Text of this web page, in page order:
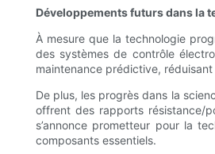
Développements futurs dans la
À mesure que la technologie
des systèmes de contrôle
maintenance prédictive,
De plus, les progrès dans la
offrent des rapports résistance/
s’annonce prometteur pour la
composants essentiels.